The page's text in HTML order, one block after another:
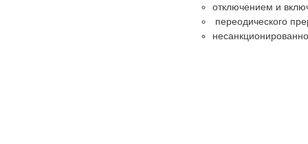
отключением и
переодического